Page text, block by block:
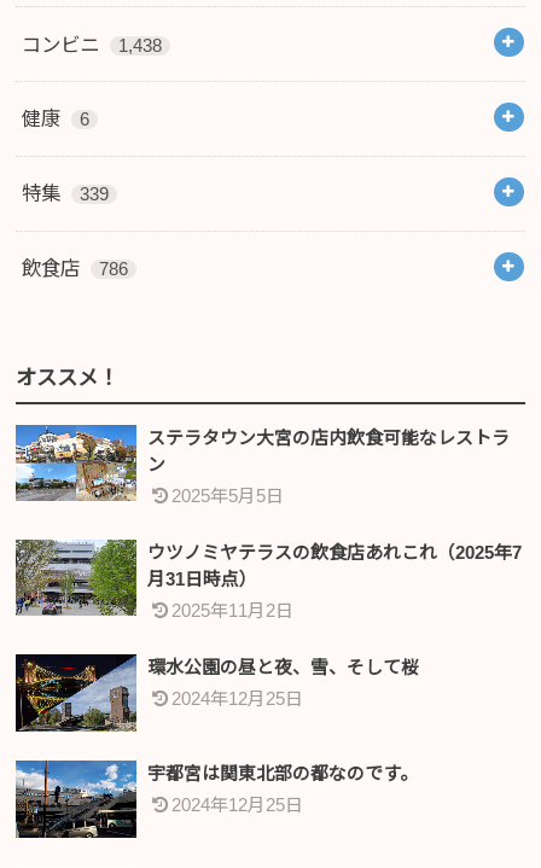
コンビニ 1,438
健康 6
特集 339
飲食店 786
オススメ！
ステラタウン大宮の店内飲食可能なレストラ
ン
2025年5月5日
ウツノミヤテラスの飲食店あれこれ（2025年7
月31日時点）
2025年11月2日
環水公園の昼と夜、雪、そして桜
2024年12月25日
宇都宮は関東北部の都なのです。
2024年12月25日